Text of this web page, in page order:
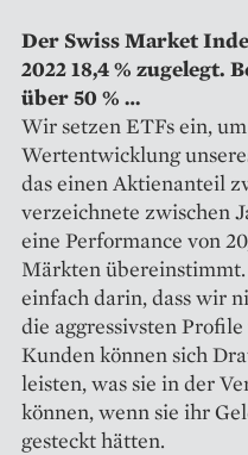
Der Swiss Market
2022 18,4 % zugelegt.
über 50 % …
Wir setzen ETFs ein,
Wertentwicklung
das einen Aktienanteil
verzeichnete zwischen
eine Performance von
Märkten
einfach darin, dass wir
die aggressivsten
Kunden können sich
leisten, was sie in der
können, wenn sie ihr
gesteckt hätten.